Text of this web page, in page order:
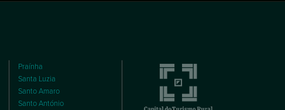
Praínha
Santa Luzia
Santo Amaro
Santo António